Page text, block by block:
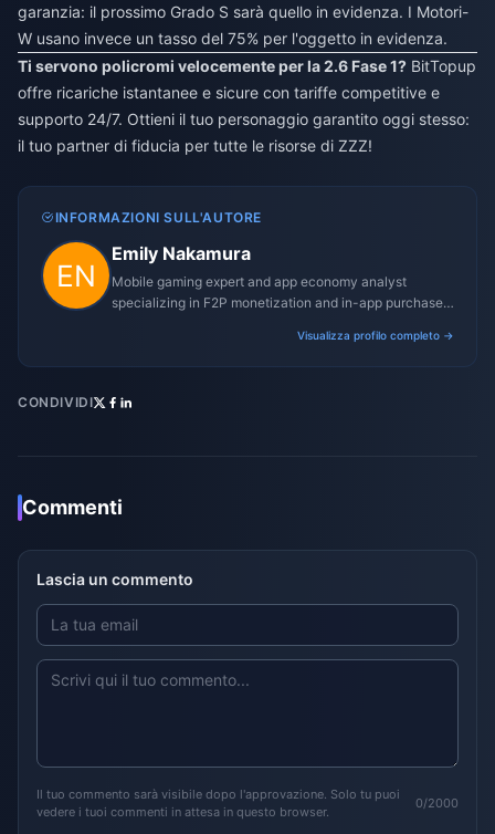
garanzia: il prossimo Grado S sarà quello in evidenza. I Motori-
W usano invece un tasso del 75% per l'oggetto in evidenza.
Ti servono policromi velocemente per la 2.6 Fase 1? BitTopup
offre ricariche istantanee e sicure con tariffe competitive e
supporto 24/7. Ottieni il tuo personaggio garantito oggi stesso:
il tuo partner di fiducia per tutte le risorse di ZZZ!
INFORMAZIONI SULL'AUTORE
Emily Nakamura
Mobile gaming expert and app economy analyst
specializing in F2P monetization and in-app purchase
Visualizza profilo completo →
CONDIVIDI
Commenti
Lascia un commento
Il tuo commento sarà visibile dopo l'approvazione. Solo tu puoi
vedere i tuoi commenti in attesa in questo browser.
0/2000